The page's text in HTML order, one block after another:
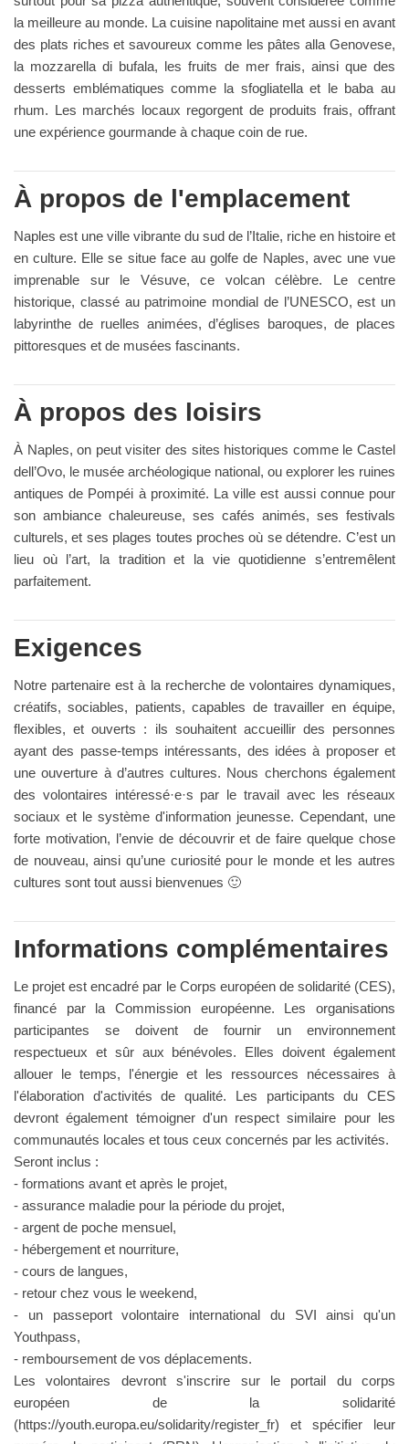
la meilleure au monde. La cuisine napolitaine met aussi en avant
des plats riches et savoureux comme les pâtes alla Genovese,
la mozzarella di bufala, les fruits de mer frais, ainsi que des
desserts emblématiques comme la sfogliatella et le baba au
rhum. Les marchés locaux regorgent de produits frais, offrant
une expérience gourmande à chaque coin de rue.
À propos de l'emplacement
Naples est une ville vibrante du sud de l’Italie, riche en histoire et
en culture. Elle se situe face au golfe de Naples, avec une vue
imprenable sur le Vésuve, ce volcan célèbre. Le centre
historique, classé au patrimoine mondial de l’UNESCO, est un
labyrinthe de ruelles animées, d’églises baroques, de places
pittoresques et de musées fascinants.
À propos des loisirs
À Naples, on peut visiter des sites historiques comme le Castel
dell’Ovo, le musée archéologique national, ou explorer les ruines
antiques de Pompéi à proximité. La ville est aussi connue pour
son ambiance chaleureuse, ses cafés animés, ses festivals
culturels, et ses plages toutes proches où se détendre. C’est un
lieu où l’art, la tradition et la vie quotidienne s’entremêlent
parfaitement.
Exigences
Notre partenaire est à la recherche de volontaires dynamiques,
créatifs, sociables, patients, capables de travailler en équipe,
flexibles, et ouverts : ils souhaitent accueillir des personnes
ayant des passe-temps intéressants, des idées à proposer et
une ouverture à d’autres cultures. Nous cherchons également
des volontaires intéressé·e·s par le travail avec les réseaux
sociaux et le système d'information jeunesse. Cependant, une
forte motivation, l’envie de découvrir et de faire quelque chose
de nouveau, ainsi qu’une curiosité pour le monde et les autres
cultures sont tout aussi bienvenues 🙂
Informations complémentaires
Le projet est encadré par le Corps européen de solidarité (CES),
financé par la Commission européenne. Les organisations
participantes se doivent de fournir un environnement
respectueux et sûr aux bénévoles. Elles doivent également
allouer le temps, l'énergie et les ressources nécessaires à
l'élaboration d'activités de qualité. Les participants du CES
devront également témoigner d'un respect similaire pour les
communautés locales et tous ceux concernés par les activités.
Seront inclus :
- formations avant et après le projet,
- assurance maladie pour la période du projet,
- argent de poche mensuel,
- hébergement et nourriture,
- cours de langues,
- retour chez vous le weekend,
- un passeport volontaire international du SVI ainsi qu'un
Youthpass,
- remboursement de vos déplacements.
Les volontaires devront s'inscrire sur le portail du corps
européen de la solidarité
(https://youth.europa.eu/solidarity/register_fr) et spécifier leur